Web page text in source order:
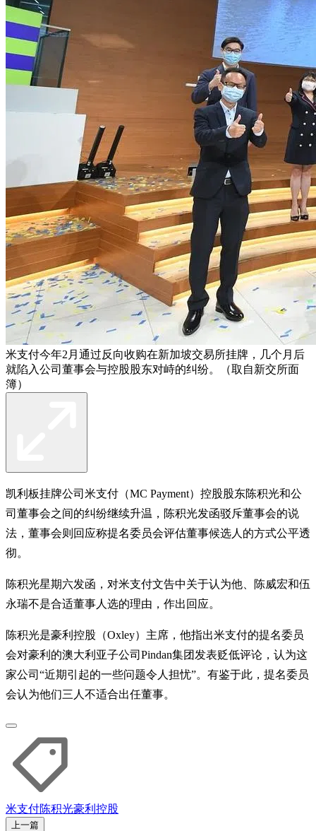
米支付今年2月通过反向收购在新加坡交易所挂牌，几个月后
就陷入公司董事会与控股股东对峙的纠纷。（取自新交所面
簿）
凯利板挂牌公司米支付（MC Payment）控股股东陈积光和公
司董事会之间的纠纷继续升温，陈积光发函驳斥董事会的说
法，董事会则回应称提名委员会评估董事候选人的方式公平透
彻。
陈积光星期六发函，对米支付文告中关于认为他、陈威宏和伍
永瑞不是合适董事人选的理由，作出回应。
陈积光是豪利控股（Oxley）主席，他指出米支付的提名委员
会对豪利的澳大利亚子公司Pindan集团发表贬低评论，认为这
家公司“近期引起的一些问题令人担忧”。有鉴于此，提名委员
会认为他们三人不适合出任董事。
米支付陈积光豪利控股
上一篇